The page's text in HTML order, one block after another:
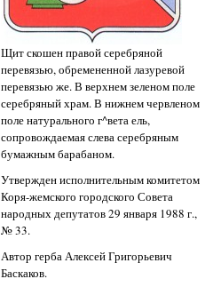
Щит скошен правой серебряной
перевязью, обремененной лазуревой
перевязью же. В верхнем зеленом поле
серебряный храм. В нижнем червленом
поле натурального г^вета ель,
сопровождаемая слева серебряным
бумажным барабаном.
Утвержден исполнительным комитетом
Коря-жемского городского Совета
народных депутатов 29 января 1988 г.,
№ 33.
Автор герба Алексей Григорьевич
Баскаков.